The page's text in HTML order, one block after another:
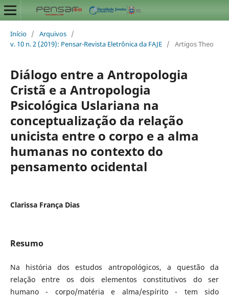
Início / Arquivos /
v. 10 n. 2 (2019): Pensar-Revista Eletrônica da FAJE / Artigos Theo
Diálogo entre a Antropologia
Cristã e a Antropologia
Psicológica Uslariana na
conceptualização da relação
unicista entre o corpo e a alma
humanas no contexto do
pensamento ocidental
Clarissa França Dias
Resumo
Na história dos estudos antropológicos, a questão da
relação entre os dois elementos constitutivos do ser
humano - corpo/matéria e alma/espírito - tem sido